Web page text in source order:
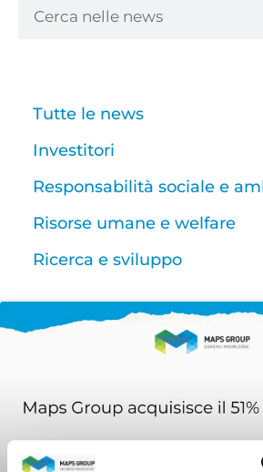
Tutte le news
Investitori
Responsabilità sociale e
Risorse umane e welfare
Ricerca e sviluppo